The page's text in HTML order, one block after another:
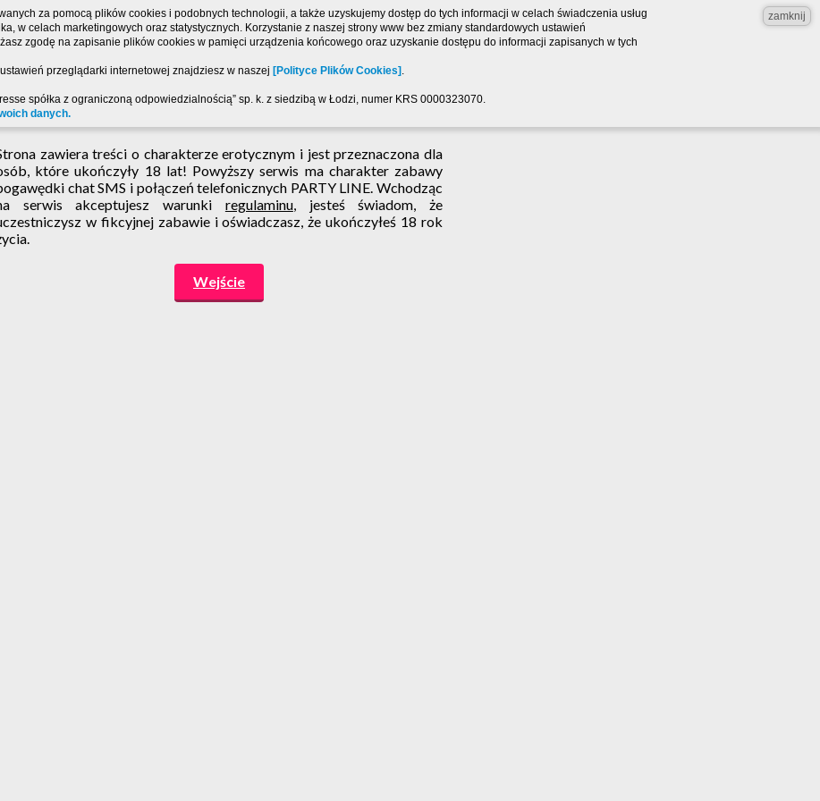
zamknij
za pomocą plików cookies i podobnych technologii, a także uzyskujemy dostęp do tych informacji w celach świadczenia usług
w celach marketingowych oraz statystycznych. Korzystanie z naszej strony www bez zmiany standardowych ustawień
zgodę na zapisanie plików cookies w pamięci urządzenia końcowego oraz uzyskanie dostępu do informacji zapisanych w tych
przeglądarki internetowej znajdziesz w naszej [Polityce Plików Cookies] .
spółka z ograniczoną odpowiedzialnością” sp. k. z siedzibą w Łodzi, numer KRS 0000323070.
danych.
zawiera treści o charakterze erotycznym i jest przeznaczona dla
które ukończyły 18 lat! Powyższy serwis ma charakter zabawy
chat SMS i połączeń telefonicznych PARTY LINE. Wchodząc
serwis akceptujesz warunki regulaminu, jesteś świadom, że
w fikcyjnej zabawie i oświadczasz, że ukończyłeś 18 rok
Wejście